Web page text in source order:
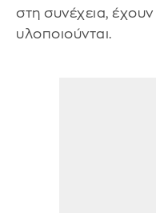
στη συνέχεια,
υλοποιούνται.